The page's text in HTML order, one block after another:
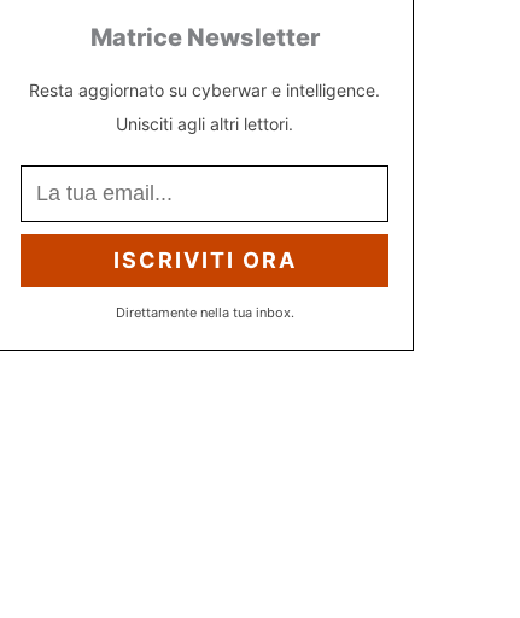
Matrice Newsletter
Resta aggiornato su cyberwar e intelligence.
Unisciti agli altri lettori.
ISCRIVITI ORA
Direttamente nella tua inbox.